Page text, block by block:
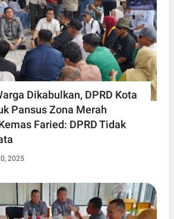
Dikabulkan, DPRD Kota
Pansus Zona Merah
Faried: DPRD Tidak
2025